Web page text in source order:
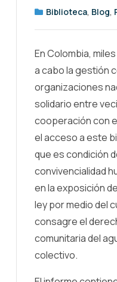
Biblioteca, Blog,
En Colombia,
a cabo la gestión
organizaciones
solidario entre
cooperación con
el acceso a este
que es condición
convivencialidad
en la exposición
ley por medio del
consagre el
comunitaria del
colectivo.